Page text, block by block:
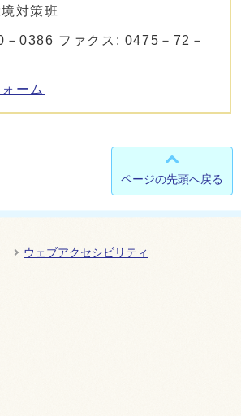
対策班
0386 ファクス: 0475－72－
ーム
ページの先頭へ戻る
ウェブアクセシビリティ